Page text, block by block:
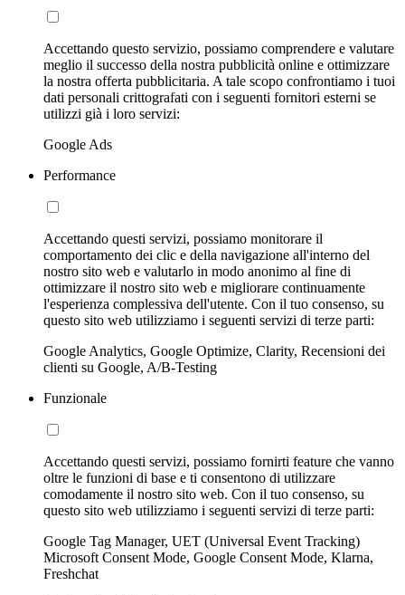
Accettando questo servizio, possiamo comprendere e valutare
meglio il successo della nostra pubblicità online e ottimizzare
la nostra offerta pubblicitaria. A tale scopo confrontiamo i tuoi
dati personali crittografati con i seguenti fornitori esterni se
utilizzi già i loro servizi:
Google Ads
Performance
Accettando questi servizi, possiamo monitorare il
comportamento dei clic e della navigazione all'interno del
nostro sito web e valutarlo in modo anonimo al fine di
ottimizzare il nostro sito web e migliorare continuamente
l'esperienza complessiva dell'utente. Con il tuo consenso, su
questo sito web utilizziamo i seguenti servizi di terze parti:
Google Analytics, Google Optimize, Clarity, Recensioni dei
clienti su Google, A/B-Testing
Funzionale
Accettando questi servizi, possiamo fornirti feature che vanno
oltre le funzioni di base e ti consentono di utilizzare
comodamente il nostro sito web. Con il tuo consenso, su
questo sito web utilizziamo i seguenti servizi di terze parti:
Google Tag Manager, UET (Universal Event Tracking)
Microsoft Consent Mode, Google Consent Mode, Klarna,
Freshchat